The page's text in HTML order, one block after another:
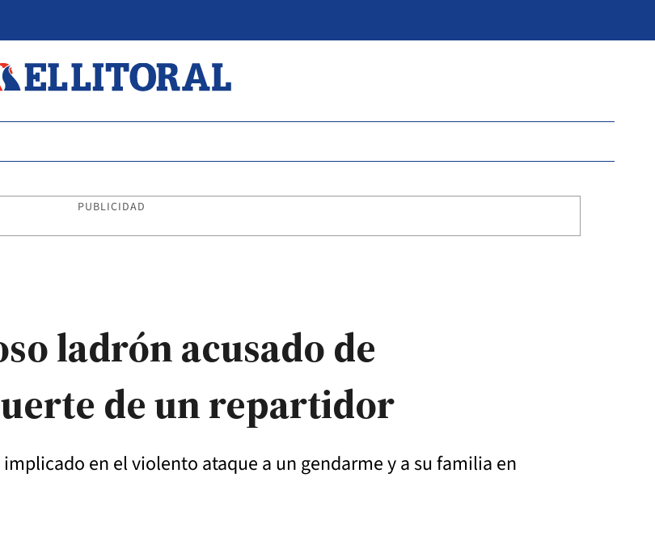
PUBLICIDAD
ladrón acusado de
de un repartidor
implicado en el violento ataque a un gendarme y a su familia en